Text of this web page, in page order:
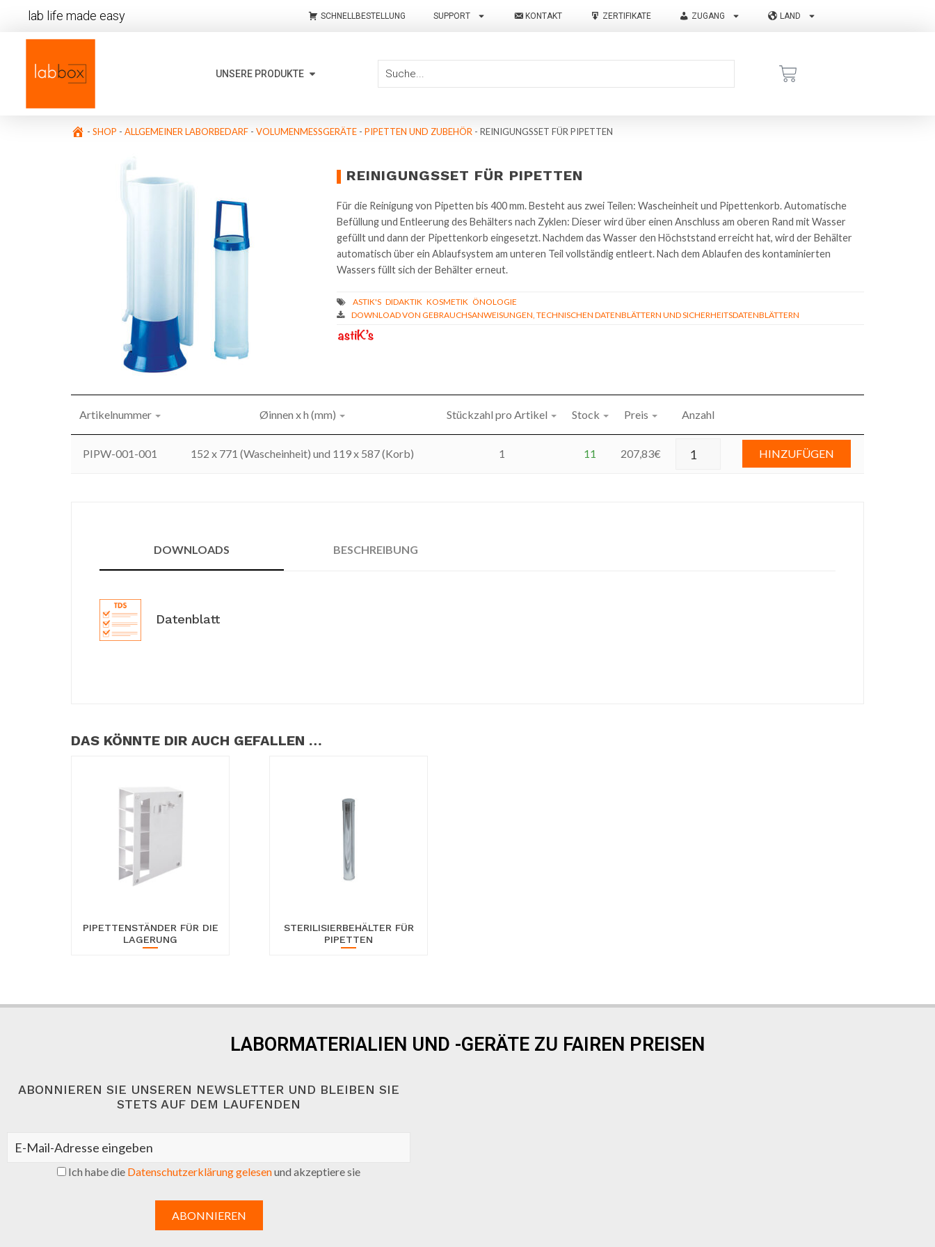
lab life made easy SCHNELLBESTELLUNG SUPPORT KONTAKT ZERTIFIKATE ZUGANG LAND
UNSERE PRODUKTE
- SHOP - ALLGEMEINER LABORBEDARF - VOLUMENMESSGERÄTE - PIPETTEN UND ZUBEHÖR - REINIGUNGSSET FÜR PIPETTEN
REINIGUNGSSET FÜR PIPETTEN
Für die Reinigung von Pipetten bis 400 mm. Besteht aus zwei Teilen: Wascheinheit und Pipettenkorb. Automatische
Befüllung und Entleerung des Behälters nach Zyklen: Dieser wird über einen Anschluss am oberen Rand mit Wasser
gefüllt und dann der Pipettenkorb eingesetzt. Nachdem das Wasser den Höchststand erreicht hat, wird der Behälter
automatisch über ein Ablaufsystem am unteren Teil vollständig entleert. Nach dem Ablaufen des kontaminierten
Wassers füllt sich der Behälter erneut.
DOWNLOAD VON GEBRAUCHSANWEISUNGEN, TECHNISCHEN DATENBLÄTTERN UND SICHERHEITSDATENBLÄTTERN
Artikelnummer Øinnen x h (mm) Stückzahl pro Artikel Stock Preis Anzahl
PIPW-001-001 152 x 771 (Wascheinheit) und 119 x 587 (Korb) 1 11 207,83€ HINZUFÜGEN
DOWNLOADS BESCHREIBUNG
Datenblatt
DAS KÖNNTE DIR AUCH GEFALLEN …
PIPETTENSTÄNDER FÜR DIE
LAGERUNG
STERILISIERBEHÄLTER FÜR
PIPETTEN
LABORMATERIALIEN UND -GERÄTE ZU FAIREN PREISEN
ABONNIEREN SIE UNSEREN NEWSLETTER UND BLEIBEN SIE
STETS AUF DEM LAUFENDEN
Ich habe die Datenschutzerklärung gelesenund akzeptiere sie